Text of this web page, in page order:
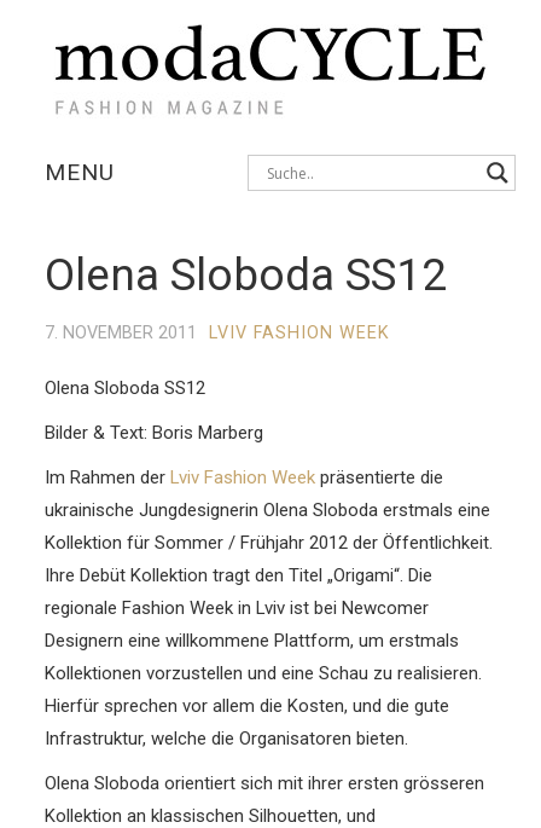
MENU
AUSSTELLUNGEN
Olena Sloboda SS12
7. NOVEMBER 2011 LVIV FASHION WEEK
Olena Sloboda SS12
Bilder & Text: Boris Marberg
Im Rahmen derLviv Fashion Week präsentierte die
ukrainische Jungdesignerin Olena Sloboda erstmals eine
Kollektion für Sommer / Frühjahr 2012 der Öffentlichkeit.
Ihre Debüt Kollektion tragt den Titel „Origami“.Die
regionale Fashion Week in Lviv ist bei Newcomer
Designern eine willkommene Plattform, um erstmals
Kollektionen vorzustellen und eine Schau zu realisieren.
Hierfür sprechen vor allem die Kosten, und die gute
Infrastruktur, welche die Organisatoren bieten.
Olena Sloboda orientiert sich mit ihrer ersten grösseren
Kollektion an klassischen Silhouetten, und